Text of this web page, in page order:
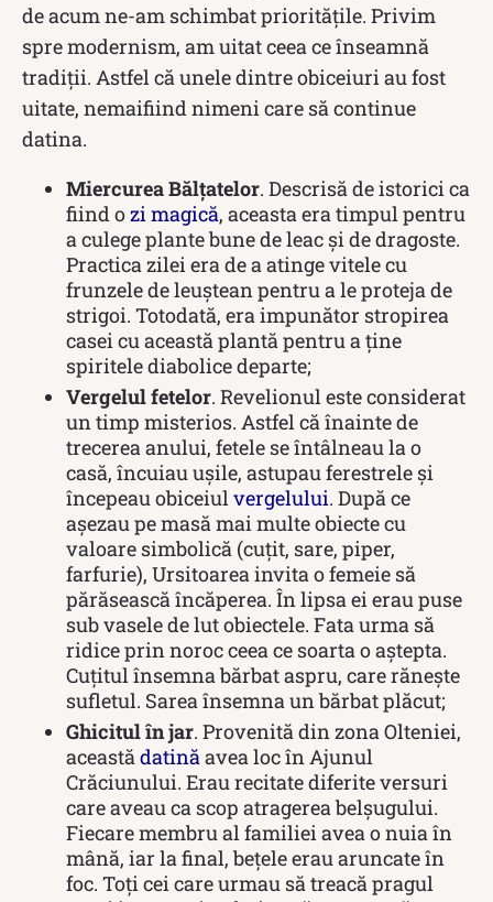
de acum ne-am schimbat prioritățile. Privim
spre modernism, am uitat ceea ce înseamnă
tradiții. Astfel că unele dintre obiceiuri au fost
uitate, nemaifiind nimeni care să continue
datina.
Miercurea Bălțatelor. Descrisă de istorici ca
fiind ozi magică, aceasta era timpul pentru
a culege plante bune de leac și de dragoste.
Practica zilei era de a atinge vitele cu
frunzele de leuștean pentru a le proteja de
strigoi. Totodată, era impunător stropirea
casei cu această plantă pentru a ține
spiritele diabolice departe;
Vergelul fetelor. Revelionul este considerat
un timp misterios. Astfel că înainte de
trecerea anului, fetele se întâlneau la o
casă, încuiau ușile, astupau ferestrele și
începeau obiceiulvergelului. După ce
așezau pe masă mai multe obiecte cu
valoare simbolică (cuțit, sare, piper,
farfurie), Ursitoarea invita o femeie să
părăsească încăperea. În lipsa ei erau puse
sub vasele de lut obiectele. Fata urma să
ridice prin noroc ceea ce soarta o aștepta.
Cuțitul însemna bărbat aspru, care rănește
sufletul. Sarea însemna un bărbat plăcut;
Ghicitul în jar. Provenită din zona Olteniei,
aceastădatinăavea loc în Ajunul
Crăciunului. Erau recitate diferite versuri
care aveau ca scop atragerea belșugului.
Fiecare membru al familiei avea o nuia în
mână, iar la final, bețele erau aruncate în
foc. Toți cei care urmau să treacă pragul